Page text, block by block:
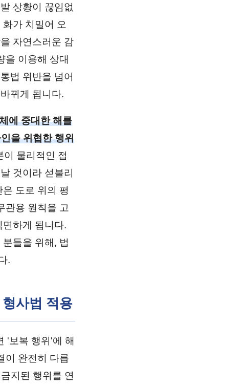
상황이 끊임없
가 치밀어 오
자연스러운 감
을 이용해 상대
법 위반을 넘어
뀌게 됩니다.
에 중대한 해를
을 위협한 행위
이 물리적인 접
것이라 섣불리
도로 위의 평
관용 원칙을 고
하게 됩니다.
들을 위해, 법
.
사법 적용
'보복 행위'에 해
이 완전히 다릅
지된 행위를 연